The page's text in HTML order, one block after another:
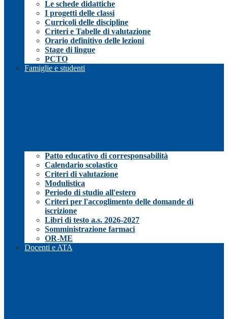
Le schede didattiche
I progetti delle classi
Curricoli delle discipline
Criteri e Tabelle di valutazione
Orario definitivo delle lezioni
Stage di lingue
PCTO
Famiglie e studenti
Patto educativo di corresponsabilità
Calendario scolastico
Criteri di valutazione
Modulistica
Periodo di studio all'estero
Criteri per l'accoglimento delle domande di
iscrizione
Libri di testo a.s. 2026-2027
Somministrazione farmaci
OR-ME
Docenti e ATA